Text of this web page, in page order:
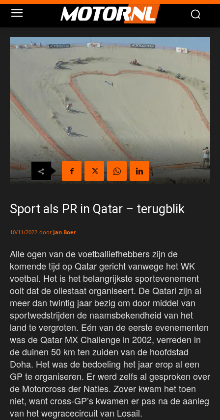
Sport als PR in Qatar – terugblik
10/11/2022 door Jan Boer
Alle ogen van de voetballiefhebbers zijn de
komende tijd op Qatar gericht vanwege het WK
voetbal. Het is het belangrijkste sportevenement
ooit dat de oliestaat organiseert. De Qatari zijn al
meer dan twintig jaar bezig om door middel van
sportwedstrijden de naamsbekendheid van het
land te vergroten. Eén van de eerste evenementen
was de Qatar MX Challenge in 2002, verreden in
de duinen 50 km ten zuiden van de hoofdstad
Doha. Het was de bedoeling het jaar erop al een
GP te organiseren. Er werd zelfs al gesproken over
de Motorcross der Naties. Zover kwam het toen
niet, want cross-GP’s kwamen er pas na de aanleg
van het wegracecircuit van Losail.